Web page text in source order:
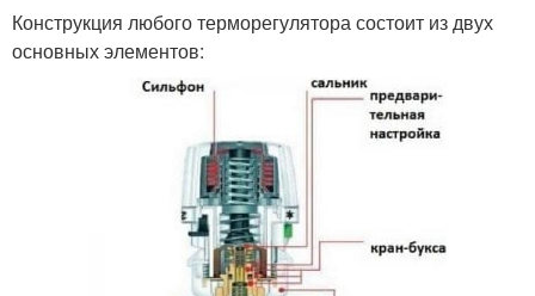
Конструкция любого терморегулятора состоит из двух
основных элементов: